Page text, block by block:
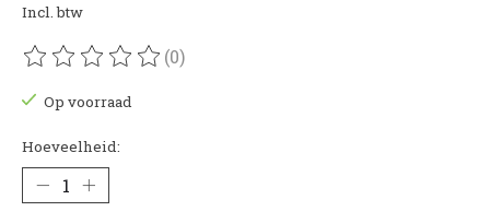
Incl. btw
De beoordeling van dit product is
(0)
Op voorraad
Hoeveelheid: